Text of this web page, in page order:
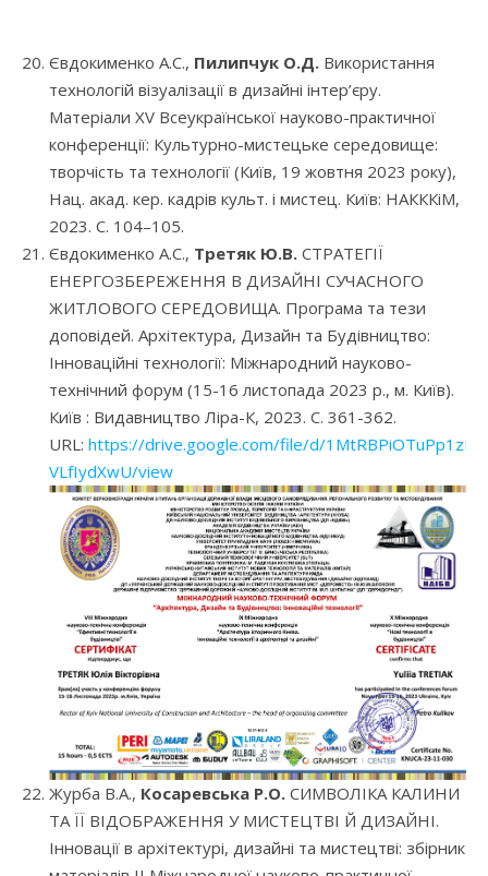
Євдокименко А.С., Пилипчук О.Д. Використання
технологій візуалізації в дизайні інтер’єру.
Матеріали XV Всеукраїнської науково-практичної
конференції: Культурно-мистецьке середовище:
творчість та технології (Київ, 19 жовтня 2023 року),
Нац. акад. кер. кадрів культ. і мистец. Київ: НАКККіМ,
2023. С. 104–105.
Євдокименко А.С., Третяк Ю.В. СТРАТЕГІЇ
ЕНЕРГОЗБЕРЕЖЕННЯ В ДИЗАЙНІ СУЧАСНОГО
ЖИТЛОВОГО СЕРЕДОВИЩА. Програма та тези
доповідей. Архітектура, Дизайн та Будівництво:
Інноваційні технології: Міжнародний науково-
технічний форум (15-16 листопада 2023 р., м. Київ).
Київ : Видавництво Ліра-К, 2023. С. 361-362.
URL: https://drive.google.com/file/d/
VLfIydXwU/view
Журба В.А., Косаревська Р.О. СИМВОЛІКА КАЛИНИ
ТА ЇЇ ВІДОБРАЖЕННЯ У МИСТЕЦТВІ Й ДИЗАЙНІ.
Інновації в архітектурі, дизайні та мистецтві: збірник